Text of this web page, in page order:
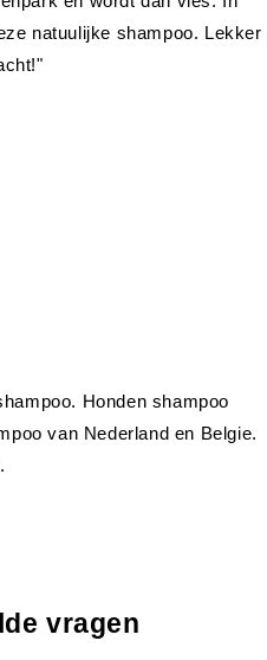
natuulijke shampoo. Lekker
vragen